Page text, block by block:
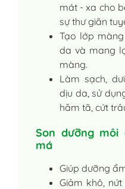
mát - xa cho
sự thư giãn
Tạo lớp
da và mang
màng.
Làm sạch,
dịu da, sử
hăm tã, cứt
Son dưỡng môi
má
Giúp dưỡng
Giảm khô,